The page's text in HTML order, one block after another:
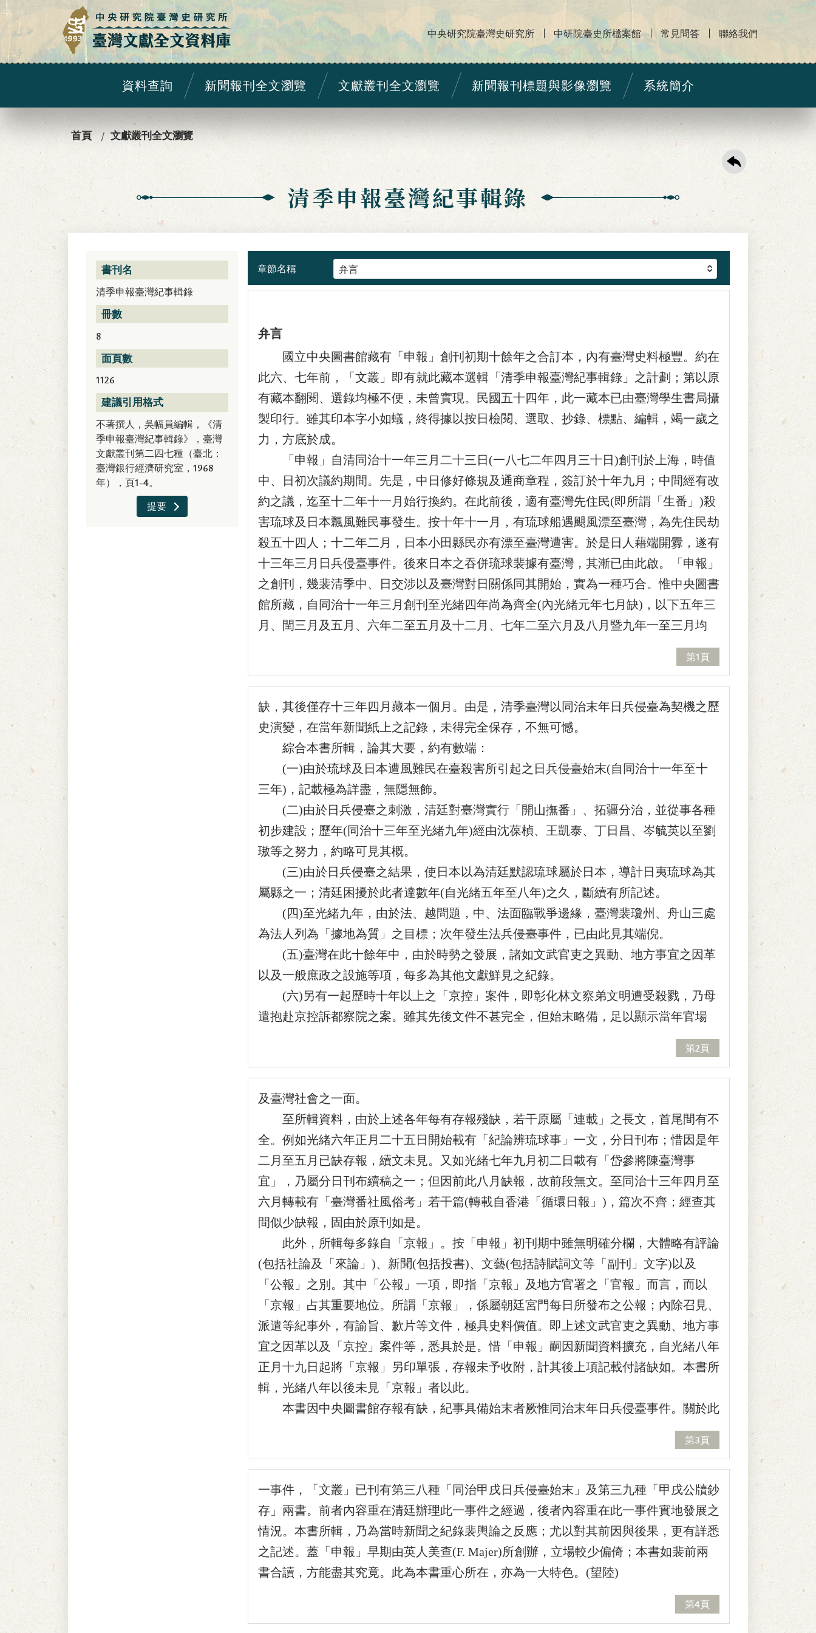
:::
中央研究院臺灣史研究所
中研院臺史所檔案館 常見問答 聯絡我們
資料查詢 新聞報刊全文瀏覽 文獻叢刊全文瀏覽 新聞報刊標題與影像瀏覽 系統簡介
首頁 文獻叢刊全文瀏覽
清季申報臺灣紀事輯錄
書刊名
清季申報臺灣紀事輯錄
冊數
8
面頁數
1126
建議引用格式
不著撰人，吳幅員編輯，《清
季申報臺灣紀事輯錄》，臺灣
文獻叢刊第二四七種（臺北：
臺灣銀行經濟研究室，1968
年），頁1-4。
提要
章節名稱
弁言
國立中央圖書館藏有「申報」創刊初期十餘年之合訂本，內有臺灣史料極豐。約在
此六、七年前，「文叢」即有就此藏本選輯「清季申報臺灣紀事輯錄」之計劃；第以原
有藏本翻閱、選錄均極不便，未曾實現。民國五十四年，此一藏本已由臺灣學生書局攝
製印行。雖其印本字小如蟻，終得據以按日檢閱、選取、抄錄、標點、編輯，竭一歲之
力，方底於成。
「申報」自清同治十一年三月二十三日(一八七二年四月三十日)創刊於上海，時值
中、日初次議約期間。先是，中日修好條規及通商章程，簽訂於十年九月；中間經有改
約之議，迄至十二年十一月始行換約。在此前後，適有臺灣先住民(即所謂「生番」)殺
害琉球及日本飄風難民事發生。按十年十一月，有琉球船遇颶風漂至臺灣，為先住民劫
殺五十四人；十二年二月，日本小田縣民亦有漂至臺灣遭害。於是日人藉端開釁，遂有
十三年三月日兵侵臺事件。後來日本之吞併琉球裴據有臺灣，其漸已由此啟。「申報」
之創刊，幾裴清季中、日交涉以及臺灣對日關係同其開始，實為一種巧合。惟中央圖書
館所藏，自同治十一年三月創刊至光緒四年尚為齊全(內光緒元年七月缺)，以下五年三
月、閏三月及五月、六年二至五月及十二月、七年二至六月及八月暨九年一至三月均
第1頁
缺，其後僅存十三年四月藏本一個月。由是，清季臺灣以同治末年日兵侵臺為契機之歷
史演變，在當年新聞紙上之記錄，未得完全保存，不無可憾。
綜合本書所輯，論其大要，約有數端：
(一)由於琉球及日本遭風難民在臺殺害所引起之日兵侵臺始末(自同治十一年至十
三年)，記載極為詳盡，無隱無飾。
(二)由於日兵侵臺之刺激，清廷對臺灣實行「開山撫番」、拓疆分治，並從事各種
初步建設；歷年(同治十三年至光緒九年)經由沈葆楨、王凱泰、丁日昌、岑毓英以至劉
璈等之努力，約略可見其概。
(三)由於日兵侵臺之結果，使日本以為清廷默認琉球屬於日本，導計日夷琉球為其
屬縣之一；清廷困擾於此者達數年(自光緒五年至八年)之久，斷續有所記述。
(四)至光緒九年，由於法、越問題，中、法面臨戰爭邊緣，臺灣裴瓊州、舟山三處
為法人列為「據地為質」之目標；次年發生法兵侵臺事件，已由此見其端倪。
(五)臺灣在此十餘年中，由於時勢之發展，諸如文武官吏之異動、地方事宜之因革
以及一般庶政之設施等項，每多為其他文獻鮮見之紀錄。
(六)另有一起歷時十年以上之「京控」案件，即彰化林文察弟文明遭受殺戮，乃母
遣抱赴京控訴都察院之案。雖其先後文件不甚完全，但始末略備，足以顯示當年官場
第2頁
及臺灣社會之一面。
至所輯資料，由於上述各年每有存報殘缺，若干原屬「連載」之長文，首尾間有不
全。例如光緒六年正月二十五日開始載有「紀論辨琉球事」一文，分日刊布；惜因是年
二月至五月已缺存報，續文未見。又如光緒七年九月初二日載有「岱參將陳臺灣事
宜」，乃屬分日刊布續稿之一；但因前此八月缺報，故前段無文。至同治十三年四月至
六月轉載有「臺灣番社風俗考」若干篇(轉載自香港「循環日報」)，篇次不齊；經查其
間似少缺報，固由於原刊如是。
此外，所輯每多錄自「京報」。按「申報」初刊期中雖無明確分欄，大體略有評論
(包括社論及「來論」)、新聞(包括投書)、文藝(包括詩賦詞文等「副刊」文字)以及
「公報」之別。其中「公報」一項，即指「京報」及地方官署之「官報」而言，而以
「京報」占其重要地位。所謂「京報」，係屬朝廷宮門每日所發布之公報；內除召見、
派遣等紀事外，有諭旨、歉片等文件，極具史料價值。即上述文武官吏之異動、地方事
宜之因革以及「京控」案件等，悉具於是。惜「申報」嗣因新聞資料擴充，自光緒八年
正月十九日起將「京報」另印單張，存報未予收附，計其後上項記載付諸缺如。本書所
輯，光緒八年以後未見「京報」者以此。
本書因中央圖書館存報有缺，紀事具備始末者厥惟同治末年日兵侵臺事件。關於此
第3頁
一事件，「文叢」已刊有第三八種「同治甲戌日兵侵臺始末」及第三九種「甲戌公牘鈔
存」兩書。前者內容重在清廷辦理此一事件之經過，後者內容重在此一事件實地發展之
情況。本書所輯，乃為當時新聞之紀錄裴輿論之反應；尤以對其前因與後果，更有詳悉
之記述。蓋「申報」早期由英人美查(F. Majer)所創辦，立場較少偏倚；本書如裴前兩
書合讀，方能盡其究竟。此為本書重心所在，亦為一大特色。(望陸)
第4頁